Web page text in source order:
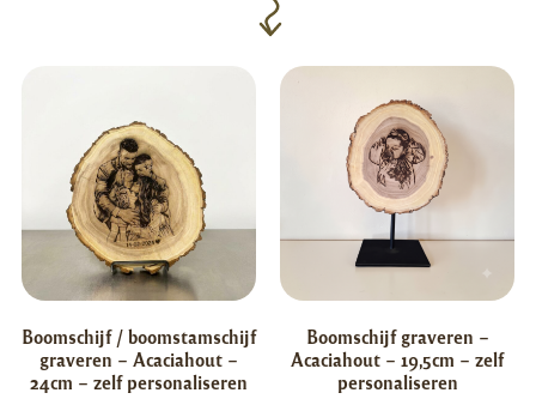
Boomschijf / boomstamschijf
graveren – Acaciahout –
24cm – zelf personaliseren
Boomschijf graveren –
Acaciahout – 19,5cm – zelf
personaliseren